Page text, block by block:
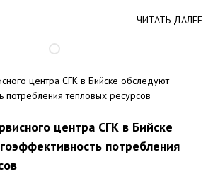
ЧИТАТЬ ДАЛЕЕ
центра СГК в Бийске
потребления